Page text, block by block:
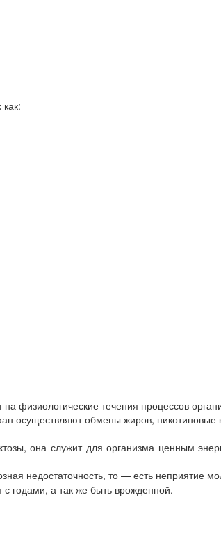
как:
физиологические течения процессов
осуществляют обмены жиров,
она служит для организма ценным
недостаточность, то — есть неприятие
годами, а так же быть врожденной.